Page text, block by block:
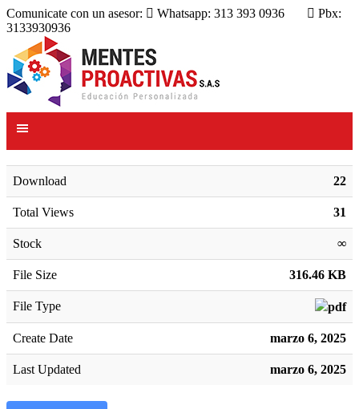
Comunicate con un asesor: Whatsapp: 313 393 0936
Pbx:
3133930936
Download 22
Total Views 31
Stock ∞
File Size 316.46 KB
File Type
Create Date marzo 6, 2025
Last Updated marzo 6, 2025